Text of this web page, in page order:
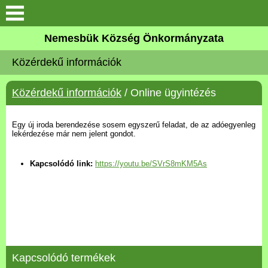
Keresés
Önkormányzat
Közös Önkormányzati
Hivatal
Zalaköveskút
Művelődési ház
Versenyképes Járások
Program
Nemesbük Község Önkormányzata
Közérdekű információk
Közérdekű információk / Online ügyintézés
Egy új iroda berendezése sosem egyszerű feladat, de az adóegyenleg
lekérdezése már nem jelent gondot.
Kapcsolódó link: https://youtu.be/SVrS8mKM5As
Kapcsolódó termékek